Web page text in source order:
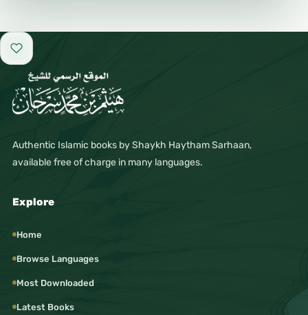
Add to favorites
Authentic Islamic books by Shaykh Haytham Sarhaan,
available free of charge in many languages.
Explore
Home
Browse Languages
Most Downloaded
Latest Books